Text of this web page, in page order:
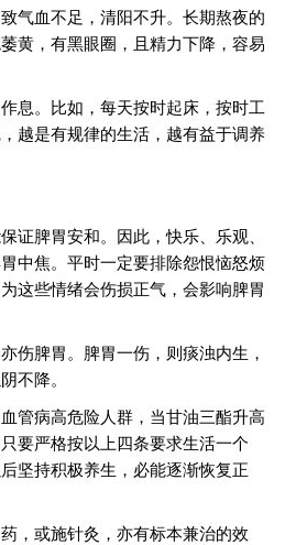
气血不足，清阳不升。长期熬夜的
黄，有黑眼圈，且精力下降，容易
息。比如，每天按时起床，按时工
越是有规律的生活，越有益于调养
证脾胃安和。因此，快乐、乐观、
中焦。平时一定要排除怨恨恼怒烦
这些情绪会伤损正气，会影响脾胃
伤脾胃。脾胃一伤，则痰浊内生，
不降。
管病高危险人群，当甘油三酯升高
要严格按以上四条要求生活一个
坚持积极养生，必能逐渐恢复正
，或施针灸，亦有标本兼治的效